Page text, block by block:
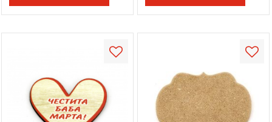
jederzeit
oder
Richtlinie
Alle